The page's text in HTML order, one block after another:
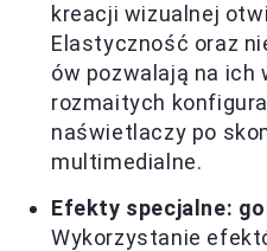
kreacji wizualnej
Elastyczność oraz
ów pozwalają na ich
rozmaitych
naświetlaczy po
multimedialne.
Efekty specjalne:
Wykorzystanie